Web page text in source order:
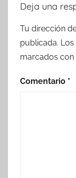
Deja una
Tu dirección
publicada.
marcados con
Comentario *